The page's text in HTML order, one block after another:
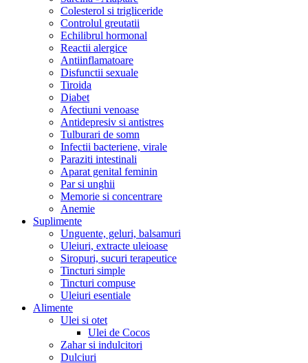
Colesterol si trigliceride
Controlul greutatii
Echilibrul hormonal
Reactii alergice
Antiinflamatoare
Disfunctii sexuale
Tiroida
Diabet
Afectiuni venoase
Antidepresiv si antistres
Tulburari de somn
Infectii bacteriene, virale
Paraziti intestinali
Aparat genital feminin
Par si unghii
Memorie si concentrare
Anemie
Suplimente
Unguente, geluri, balsamuri
Uleiuri, extracte uleioase
Siropuri, sucuri terapeutice
Tincturi simple
Tincturi compuse
Uleiuri esentiale
Alimente
Ulei si otet
Ulei de Cocos
Zahar si indulcitori
Dulciuri